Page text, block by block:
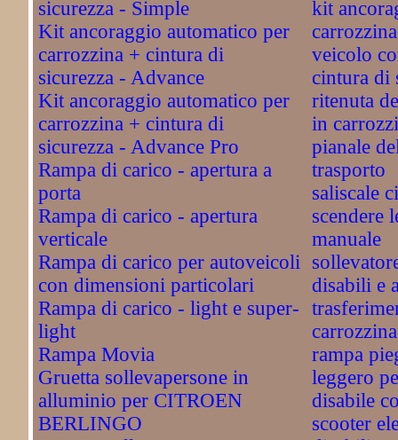
sicurezza - Simple
Kit ancoraggio automatico per
carrozzina + cintura di
sicurezza - Advance
Kit ancoraggio automatico per
carrozzina + cintura di
sicurezza - Advance Pro
Rampa di carico - apertura a
porta
Rampa di carico - apertura
verticale
Rampa di carico per autoveicoli
con dimensioni particolari
Rampa di carico - light e super-
light
Rampa Movia
Gruetta sollevapersone in
alluminio per CITROEN
BERLINGO
kit
veicolo
cintura di
ritenuta
in
pianale
trasporto
saliscale
scendere
manuale
disabili e
carrozzina
rampa
leggero
disabile
scooter